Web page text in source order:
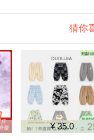
猜你
¥ 29.9